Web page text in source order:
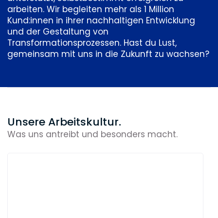
Rumänien
Der Entwicklungsstandort Timișoara
(Rumänien) wird eröffnet.
2016
Hybrides arbeiten
arbeiten. Wir begleiten mehr als 1 Million
Kund:innen in ihrer nachhaltigen Entwicklung
und der Gestaltung von
Transformationsprozessen. Hast du Lust,
gemeinsam mit uns in die Zukunft zu wachsen?
Unsere Arbeitskultur.
Was uns antreibt und besonders macht.